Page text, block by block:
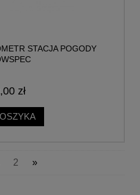
STACJA POGODY
zł
2 »